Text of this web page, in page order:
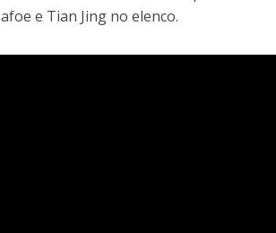
e Tian Jing no elenco.